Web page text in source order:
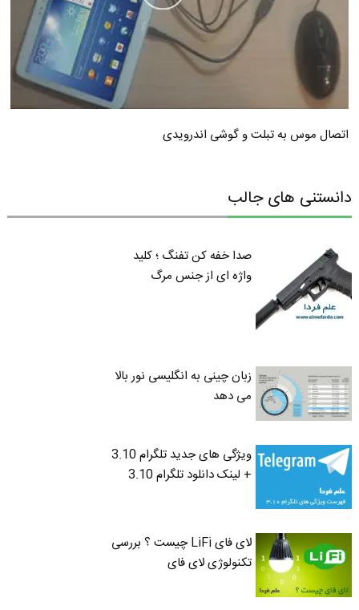
اتصال موس به تبلت و گوشی اندرویدی
دانستنی های جالب
صدا خفه کن تفنگ ؛ کلید
واژه ای از جنس مرگ
زبان چینی به انگلیسی نور بالا
می دهد
ویژگی های جدید تلگرام 3.10
+ لینک دانلود تلگرام 3.10
لای فای LiFi چیست ؟ بررسی
تکنولوژی لای فای